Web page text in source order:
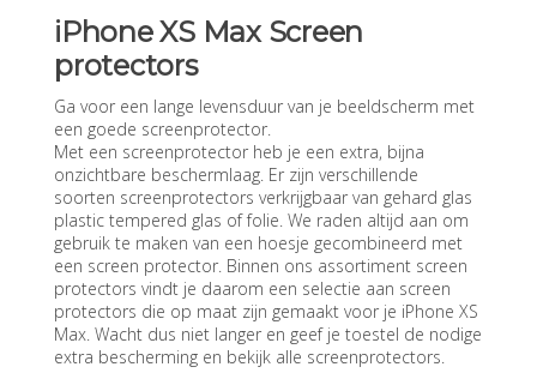
iPhone XS Max Screen
protectors
Ga voor een lange levensduur van je beeldscherm met
een goede screenprotector.
Met een screenprotector heb je een extra, bijna
onzichtbare beschermlaag. Er zijn verschillende
soorten screenprotectors verkrijgbaar van gehard glas
plastic tempered glas of folie. We raden altijd aan om
gebruik te maken van een hoesje gecombineerd met
een screen protector. Binnen ons assortiment screen
protectors vindt je daarom een selectie aan screen
protectors die op maat zijn gemaakt voor je iPhone XS
Max. Wacht dus niet langer en geef je toestel de nodige
extra bescherming en bekijk alle screenprotectors.